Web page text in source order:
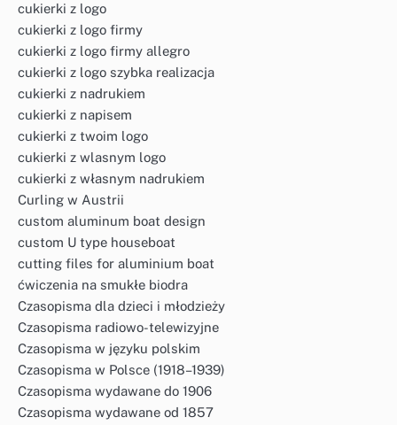
cukierki z logo
cukierki z logo firmy
cukierki z logo firmy allegro
cukierki z logo szybka realizacja
cukierki z nadrukiem
cukierki z napisem
cukierki z twoim logo
cukierki z wlasnym logo
cukierki z własnym nadrukiem
Curling w Austrii
custom aluminum boat design
custom U type houseboat
cutting files for aluminium boat
ćwiczenia na smukłe biodra
Czasopisma dla dzieci i młodzieży
Czasopisma radiowo-telewizyjne
Czasopisma w języku polskim
Czasopisma w Polsce (1918–1939)
Czasopisma wydawane do 1906
Czasopisma wydawane od 1857